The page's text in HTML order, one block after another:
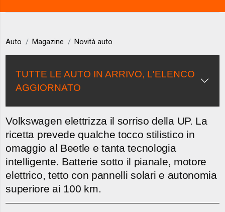
Auto Magazine Novità auto
TUTTE LE AUTO IN ARRIVO, L'ELENCO
AGGIORNATO
Volkswagen elettrizza il sorriso della UP. La
ricetta prevede qualche tocco stilistico in
omaggio al Beetle e tanta tecnologia
intelligente. Batterie sotto il pianale, motore
elettrico, tetto con pannelli solari e autonomia
superiore ai 100 km.